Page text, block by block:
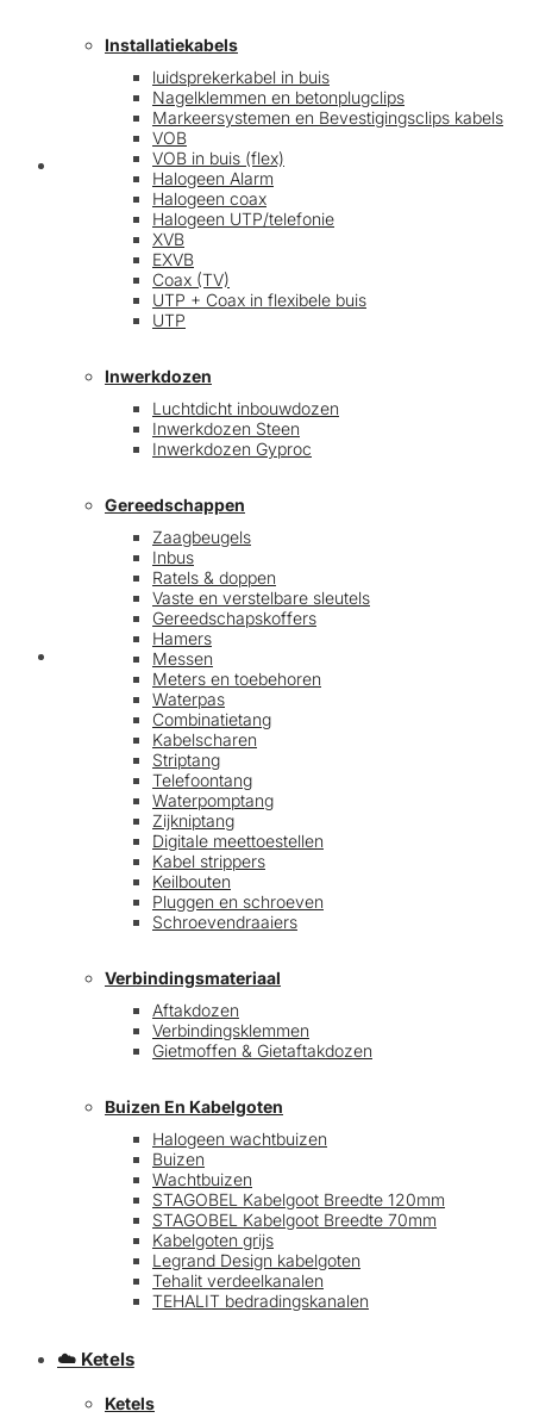
Mijn account
Afrekenen
Installatiekabels
luidsprekerkabel in buis
Nagelklemmen en betonplugclips
Markeersystemen en Bevestigingsclips kabels
VOB
VOB in buis (flex)
Halogeen Alarm
Halogeen coax
Halogeen UTP/telefonie
XVB
EXVB
Coax (TV)
UTP + Coax in flexibele buis
UTP
Inwerkdozen
Luchtdicht inbouwdozen
Inwerkdozen Steen
Inwerkdozen Gyproc
Gereedschappen
Zaagbeugels
Inbus
Ratels & doppen
Vaste en verstelbare sleutels
Gereedschapskoffers
Hamers
Messen
Meters en toebehoren
Waterpas
Combinatietang
Kabelscharen
Striptang
Telefoontang
Waterpomptang
Zijkniptang
Digitale meettoestellen
Kabel strippers
Keilbouten
Pluggen en schroeven
Schroevendraaiers
Verbindingsmateriaal
Aftakdozen
Verbindingsklemmen
Gietmoffen & Gietaftakdozen
Buizen En Kabelgoten
Halogeen wachtbuizen
Buizen
Wachtbuizen
STAGOBEL Kabelgoot Breedte 120mm
STAGOBEL Kabelgoot Breedte 70mm
Kabelgoten grijs
Legrand Design kabelgoten
Tehalit verdeelkanalen
TEHALIT bedradingskanalen
☁️ Ketels
Ketels